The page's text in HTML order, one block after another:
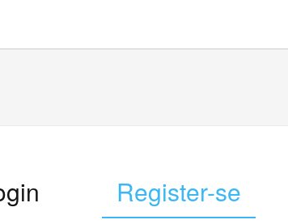
Register-se